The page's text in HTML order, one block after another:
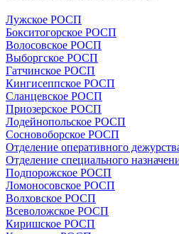
Лужское РОСП
Бокситогорское РОСП
Волосовское РОСП
Выборгское РОСП
Гатчинское РОСП
Кингисеппское РОСП
Сланцевское РОСП
Приозерское РОСП
Лодейнопольское РОСП
Сосновоборское РОСП
Отделение оперативного
Отделение специального
Подпорожское РОСП
Ломоносовское РОСП
Волховское РОСП
Всеволожское РОСП
Киришское РОСП